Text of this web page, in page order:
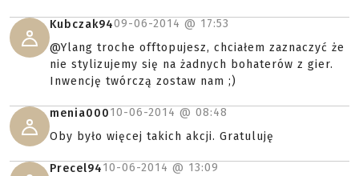
Kubczak9409-06-2014 @ 17:53
@Ylang troche offtopujesz, chciałem zaznaczyć że
nie stylizujemy się na żadnych bohaterów z gier.
Inwencję twórczą zostaw nam ;)
menia00010-06-2014 @ 08:48
Oby było więcej takich akcji. Gratuluję
Precel9410-06-2014 @ 13:09